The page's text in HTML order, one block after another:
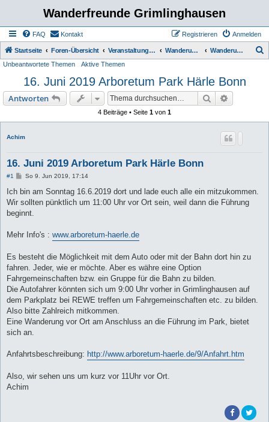
Wanderfreunde Grimlinghausen
FAQ Kontakt Anmelden
Registrieren
Startseite Foren-Übersicht Veranstaltungen / Wanderungen Wanderungen Wanderungen bis 5 km
Unbeantwortete Themen Aktive Themen
16. Juni 2019 Arboretum Park Härle Bonn
Antworten Suche
4 Beiträge • Seite 1 von 1
Achim
16. Juni 2019 Arboretum Park Härle Bonn
#1
B
i
r
a
So 9. Jun 2019, 17:14
Ich bin am Sonntag 16.6.2019 dort und lade euch alle ein mitzukommen.
Wir sollten pünktlich um 11:00 Uhr vor Ort sein, weil dann die Führung
beginnt.
Mehr Info's : www.arboretum-haerle.de
Es besteht die Möglichkeit mit dem Auto oder mit der Bahn dort hin zu
fahren. Jeder, wie er möchte. Aber es währe eine Option
Fahrgemeinschaften bzw. ein Gruppe für die Bahn zu bilden.
Die Autofahrer könnten sich um 9:00 Uhr vorher in Grimlinghausen auf
dem Parkplatz bei REWE treffen um Fahrgemeinschaften etc. zu bilden.
Also bitte Zahlreich mitkommen.
Eine Wanderung vor Ort am Anschluss an die Führung im Park, bietet
sich an.
Anfahrtsbeschreibung: http://www.arboretum-haerle.de/9/Anfahrt.htm
Also, wir sehen uns um kurz vor 11Uhr vor Ort.
Achim